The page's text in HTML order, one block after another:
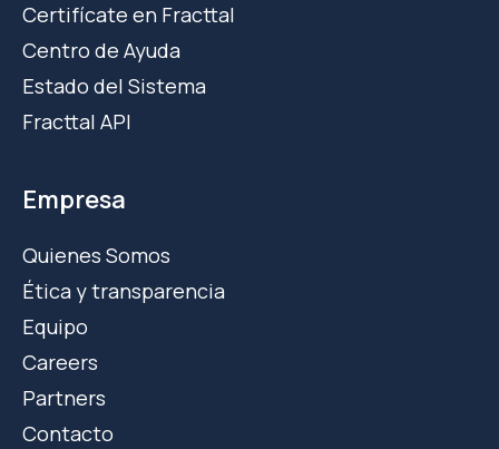
Certifícate en Fracttal
Centro de Ayuda
Estado del Sistema
Fracttal API
Empresa
Quienes Somos
Ética y transparencia
Equipo
Careers
Partners
Contacto